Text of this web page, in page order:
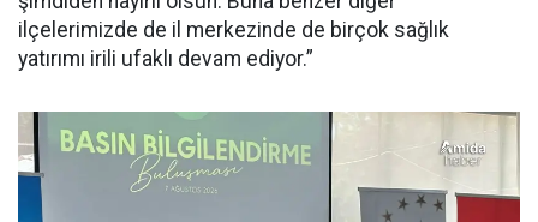
ilçelerimizde de il merkezinde de birçok sağlık
yatırımı irili ufaklı devam ediyor.”